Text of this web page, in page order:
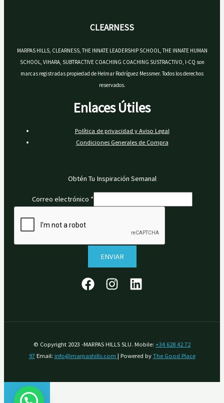
CLEARNESS
MARPAS HILLS, CLEARNESS, THE INNATE LEADERSHIP SCHOOL, THE INNATE HUMAN
SCHOOL, VIHARA, SUBTRACTIVE COACHING COACHING SUSTRACTIVO, I-CQ son
marcas registradas propiedad de Helmar Rodríguez Messmer. Todos los derechos
reservados.
Enlaces Útiles
Política de privacidad y Aviso Legal
Condiciones Generales de Compra
Obtén Tu Inspiración Semanal
Correo electrónico *
ENVIAR
© Copyright 2023 -MARPAS HILLS SLU. Mobile: +34 628 42 72
97Email: info@marpashills.com | Powered byThe Good Place